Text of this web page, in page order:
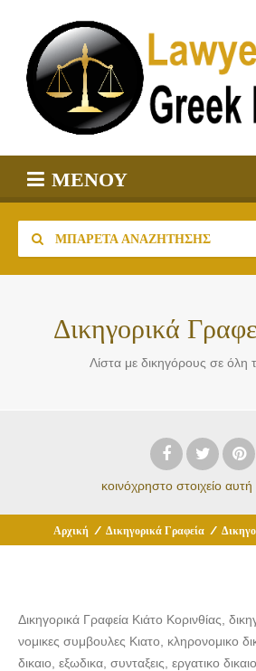
ΜΕΝΟΎ
ΜΠΑΡΈΤΑ ΑΝΑΖΉΤΗΣΗΣ
Δικηγορικά
Λίστα με δικηγόρους σε όλη
κοινόχρηστο στοιχείο αυτή
Αρχική / Δικηγορικά Γραφεία /
Δικηγορικά Γραφεία Κιάτο Κορινθίας,
νομικες συμβουλες Κιατο, κληρονομικο
δικαιο, εξωδικα, συνταξεις, εργατικο